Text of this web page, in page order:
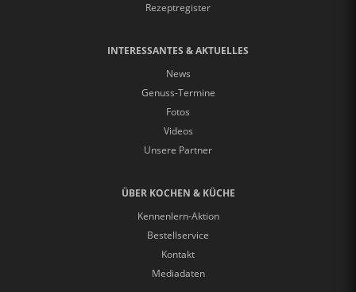
Rezeptregister
INTERESSANTES & AKTUELLES
News
Genuss-Termine
Fotos
Videos
Unsere Partner
ÜBER KOCHEN & KÜCHE
Kennenlern-Aktion
Bestellservice
Kontakt
Mediadaten